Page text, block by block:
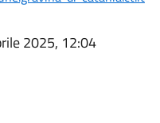
2025, 12:04